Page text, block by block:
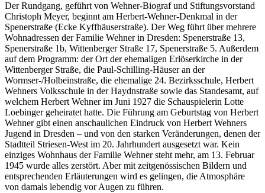
Der Rundgang, geführt von Wehner-Biograf und Stiftungsvorstand
Christoph Meyer, beginnt am Herbert-Wehner-Denkmal in der
Spenerstraße (Ecke Kyffhäuserstraße). Der Weg führt über mehrere
Wohnadressen der Familie Wehner in Dresden: Spenerstraße 13,
Spenerstraße 1b, Wittenberger Straße 17, Spenerstraße 5. Außerdem
auf dem Programm: der Ort der ehemaligen Erlöserkirche in der
Wittenberger Straße, die Paul-Schilling-Häuser an der
Wormser-/Holbeinstraße, die ehemalige 24. Bezirksschule, Herbert
Wehners Volksschule in der Haydnstraße sowie das Standesamt, auf
welchem Herbert Wehner im Juni 1927 die Schauspielerin Lotte
Loebinger geheiratet hatte. Die Führung am Geburtstag von Herbert
Wehner gibt einen anschaulichen Eindruck von Herbert Wehners
Jugend in Dresden – und von den starken Veränderungen, denen der
Stadtteil Striesen-West im 20. Jahrhundert ausgesetzt war. Kein
einziges Wohnhaus der Familie Wehner steht mehr, am 13. Februar
1945 wurde alles zerstört. Aber mit zeitgenössischen Bildern und
entsprechenden Erläuterungen wird es gelingen, die Atmosphäre
von damals lebendig vor Augen zu führen.